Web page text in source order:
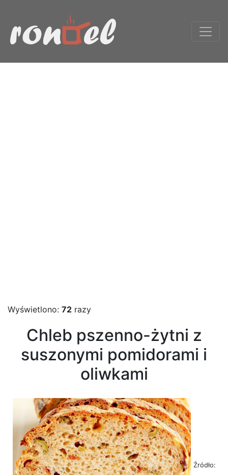
Wyświetlono: 72 razy
Chleb pszenno-żytni z
suszonymi pomidorami i
oliwkami
Źródło: